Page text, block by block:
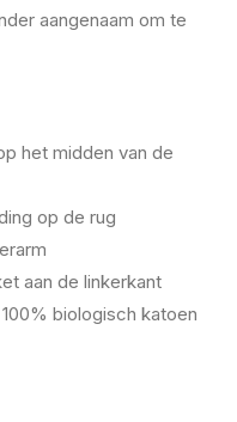
aangenaam om te
het midden van de
op de rug
aan de linkerkant
biologisch katoen